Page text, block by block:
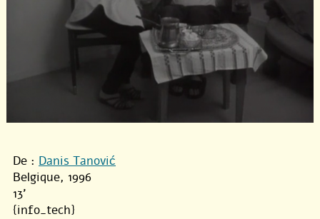
De : Danis Tanović
Belgique, 1996
13'
{info_tech}